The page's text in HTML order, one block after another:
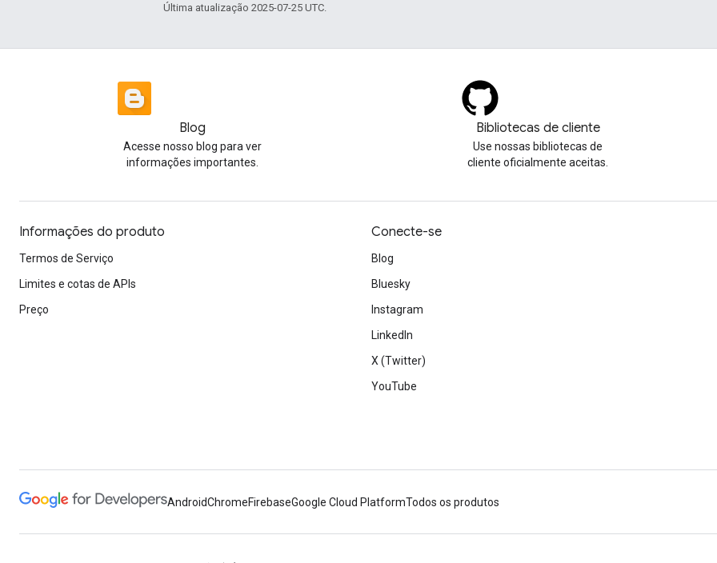
Última atualização 2025-07-25 UTC.
Blog
Acesse nosso blog para ver
informações importantes.
Bibliotecas de cliente
Use nossas bibliotecas de
cliente oficialmente aceitas.
Informações do produto
Termos de Serviço
Limites e cotas de APIs
Preço
Conecte-se
Blog
Bluesky
Instagram
LinkedIn
X (Twitter)
YouTube
AndroidChromeFirebaseGoogle Cloud PlatformTodos os produtos